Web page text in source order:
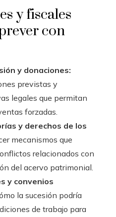
y fiscales
con
y donaciones:
previstas y
legales que permitan
forzadas.
y derechos de los
mecanismos que
relacionados con
del acervo patrimonial.
y convenios
la sucesión podría
de trabajo para